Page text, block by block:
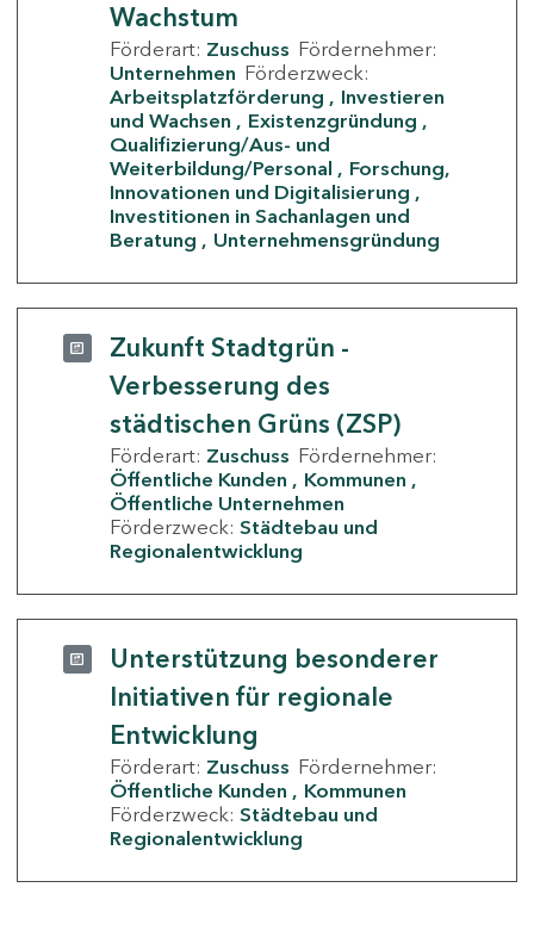
Wachstum
Förderart: Zuschuss Fördernehmer:
Unternehmen Förderzweck:
Arbeitsplatzförderung
Investieren
und Wachsen
Existenzgründung
Qualifizierung/Aus- und
Weiterbildung/Personal
Forschung,
Innovationen und Digitalisierung
Investitionen in Sachanlagen und
Beratung
Unternehmensgründung
Zukunft Stadtgrün -
Verbesserung des
städtischen Grüns (ZSP)
Förderart: Zuschuss Fördernehmer:
Öffentliche Kunden
Kommunen
Öffentliche Unternehmen
Förderzweck: Städtebau und
Regionalentwicklung
Unterstützung besonderer
Initiativen für regionale
Entwicklung
Förderart: Zuschuss Fördernehmer:
Öffentliche Kunden
Kommunen
Förderzweck: Städtebau und
Regionalentwicklung